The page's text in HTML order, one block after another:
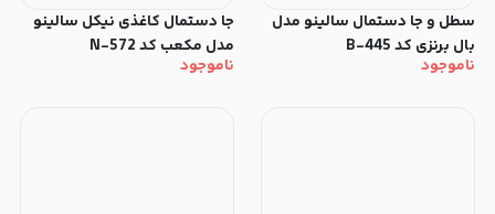
سطل‌ و جا دستمال سالینو مدل
بال برنزی کد B-445
ناموجود
جا دستمال کاغذی نیکل سالینو
مدل مکعب کد N-572
ناموجود